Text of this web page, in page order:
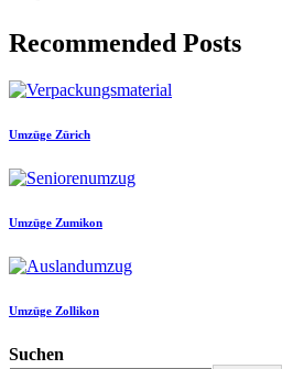
Recommended Posts
Umzüge Zürich
Umzüge Zumikon
Umzüge Zollikon
Suchen